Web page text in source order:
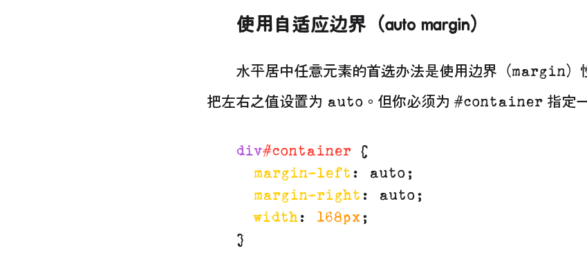
使用自适应边界（auto margin）
水平居中任意元素的首选办法是使用边界（margin）
把左右之值设置为 auto。但你必须为 #container指定
div#container {
margin-left : auto;
margin-right : auto;
width: 168px;